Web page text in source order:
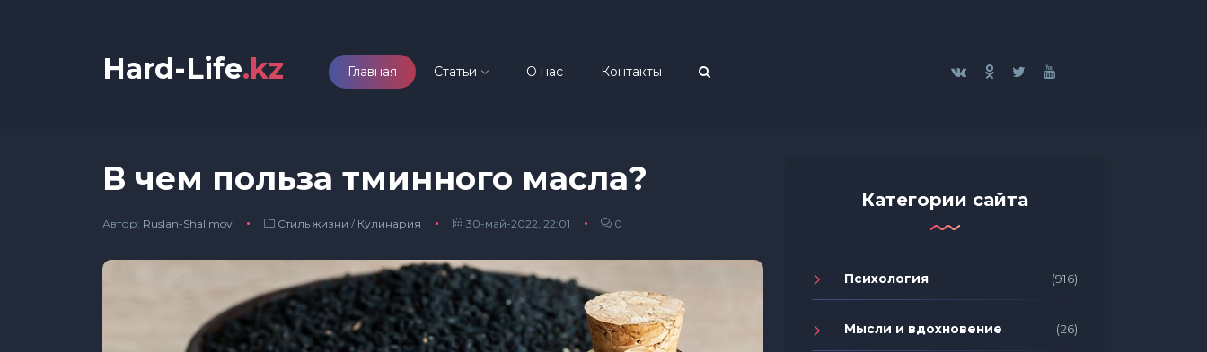
Hard-Life.kz Главная Статьи О нас Контакты
В чем польза тминного масла?
Автор: Ruslan-Shalimov Стиль жизни / Кулинария 30-май-2022, 22:01 0
Категории сайта
Психология (916)
Мысли и вдохновение (26)